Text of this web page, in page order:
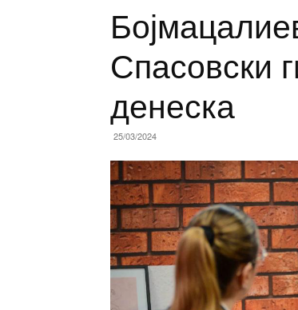
Спасовски
денеска
25/03/2024